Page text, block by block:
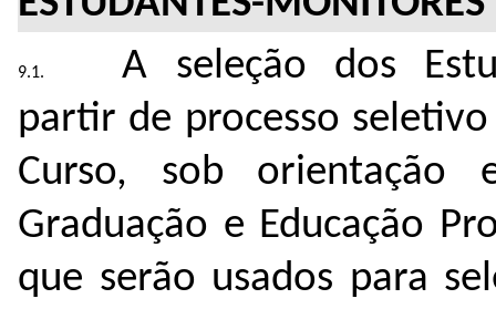
A seleção dos
partir de processo
Curso, sob orientação
Graduação e Educação
que serão usados para